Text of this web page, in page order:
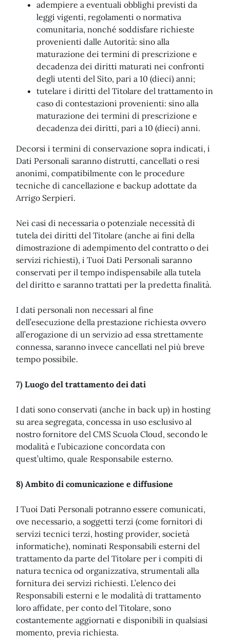
adempiere a eventuali obblighi previsti da
leggi vigenti, regolamenti o normativa
comunitaria, nonché soddisfare richieste
provenienti dalle Autorità: sino alla
maturazione dei termini di prescrizione e
decadenza dei diritti maturati nei confronti
degli utenti del Sito, pari a 10 (dieci) anni;
tutelare i diritti del Titolare del trattamento in
caso di contestazioni provenienti: sino alla
maturazione dei termini di prescrizione e
decadenza dei diritti, pari a 10 (dieci) anni.
Decorsi i termini di conservazione sopra indicati, i
Dati Personali saranno distrutti, cancellati o resi
anonimi, compatibilmente con le procedure
tecniche di cancellazione e backup adottate da
Arrigo Serpieri.
Nei casi di necessaria o potenziale necessità di
tutela dei diritti del Titolare (anche ai fini della
dimostrazione di adempimento del contratto o dei
servizi richiesti), i Tuoi Dati Personali saranno
conservati per il tempo indispensabile alla tutela
del diritto e saranno trattati per la predetta finalità.
I dati personali non necessari al fine
dell’esecuzione della prestazione richiesta ovvero
all’erogazione di un servizio ad essa strettamente
connessa, saranno invece cancellati nel più breve
tempo possibile.
7) Luogo del trattamento dei dati
I dati sono conservati (anche in back up) in hosting
su area segregata, concessa in uso esclusivo al
nostro fornitore del CMS Scuola Cloud, secondo le
modalità e l’ubicazione concordata con
quest’ultimo, quale Responsabile esterno.
8) Ambito di comunicazione e diffusione
I Tuoi Dati Personali potranno essere comunicati,
ove necessario, a soggetti terzi (come fornitori di
servizi tecnici terzi, hosting provider, società
informatiche), nominati Responsabili esterni del
trattamento da parte del Titolare per i compiti di
natura tecnica od organizzativa, strumentali alla
fornitura dei servizi richiesti. L’elenco dei
Responsabili esterni e le modalità di trattamento
loro affidate, per conto del Titolare, sono
costantemente aggiornati e disponibili in qualsiasi
momento, previa richiesta.